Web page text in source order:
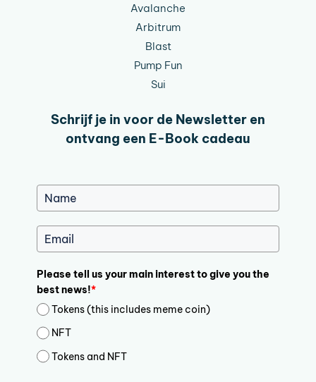
Avalanche
Arbitrum
Blast
Pump Fun
Sui
Schrijf je in voor de Newsletter en
ontvang een E-Book cadeau
Please tell us your main interest to give you the
best news!*
Tokens (this includes meme coin)
NFT
Tokens and NFT